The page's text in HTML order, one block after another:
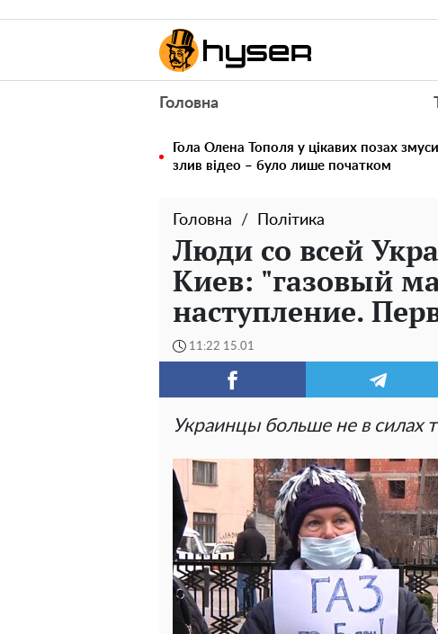
Головна
Гола Олена Тополя у цікавих позах
злив відео – було лише початком
Головна Політика
Люди со всей
Киев: "газовый
наступление.
11:22 15.01
Украинцы больше не в силах